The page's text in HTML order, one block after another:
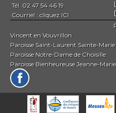
Tél. 02 47 54 46 19
Courriel : cliquez ICI
Vincent en Vouvrillon
Paroisse Saint-Laurent Sainte-Marie
Paroisse Notre-Dame de Choisille
Paroisse Bienheureuse Jeanne-